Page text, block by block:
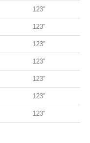
123″
123″
123″
123″
123″
123″
123″